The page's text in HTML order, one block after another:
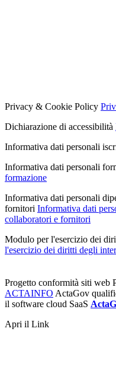
Privacy & Cookie Policy
Dichiarazione di accessibilità
Informativa dati personali
Informativa dati personali
formazione
Informativa dati personali
fornitori Informativa dati
collaboratori e fornitori
Modulo per l'esercizio dei
l'esercizio dei diritti degli
Progetto conformità siti web
ACTAINFO ActaGov
il software cloud SaaS
Apri il Link